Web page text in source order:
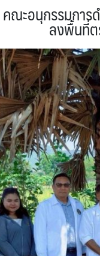
คณะอนุกรรมการ
ลงพื้นที่ต